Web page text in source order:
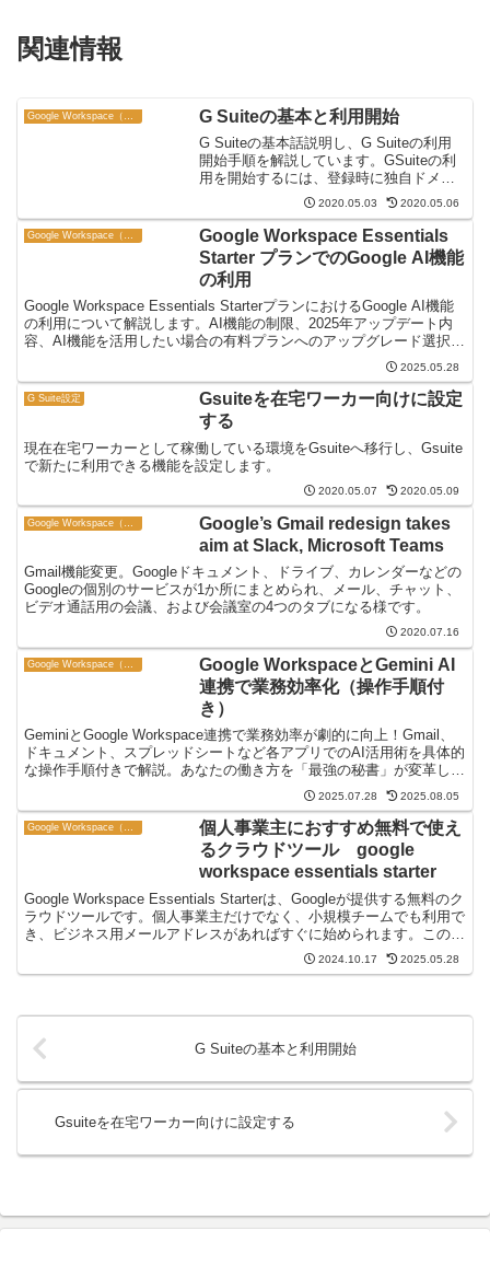
関連情報
G Suiteの基本と利用開始
G Suiteの基本話説明し、G Suiteの利用
開始手順を解説しています。GSuiteの利
用を開始するには、登録時に独自ドメイ
ンが必要になります。独自ドメインを持
っていない場合は、ここで購入できま
す。
2020.05.03 2020.05.06
Google Workspace Essentials
Starter プランでのGoogle AI機能
の利用
Google Workspace Essentials StarterプランにおけるGoogle AI機能
の利用について解説します。AI機能の制限、2025年アップデート内
容、AI機能を活用したい場合の有料プランへのアップグレード選択肢
2025.05.28
G Suite設定
Gsuiteを在宅ワーカー向けに設定
する
現在在宅ワーカーとして稼働している環境をGsuiteへ移行し、Gsuite
で新たに利用できる機能を設定します。
2020.05.07 2020.05.09
Google’s Gmail redesign takes
aim at Slack, Microsoft Teams
Gmail機能変更。Googleドキュメント、ドライブ、カレンダーなどの
Googleの個別のサービスが1か所にまとめられ、メール、チャット、
ビデオ通話用の会議、および会議室の4つのタブになる様です。
2020.07.16
Google WorkspaceとGemini AI
連携で業務効率化（操作手順付
き）
GeminiとGoogle Workspace連携で業務効率が劇的に向上！Gmail、
ドキュメント、スプレッドシートなど各アプリでのAI活用術を具体的
な操作手順付きで解説。あなたの働き方を「最強の秘書」が変革しま
2025.07.28 2025.08.05
Google Workspace（旧 G Suite）
個人事業主におすすめ無料で使え
るクラウドツール google
workspace essentials starter
Google Workspace Essentials Starterは、Googleが提供する無料のク
ラウドツールです。個人事業主だけでなく、小規模チームでも利用で
き、ビジネス用メールアドレスがあればすぐに始められます。この記
事では、個人事業主や小規模事業者がGoogle Workspace Essentials
Starterを使い始める方法や、その特徴と利点について詳しくご紹介し
2024.10.17 2025.05.28
G Suiteの基本と利用開始
Gsuiteを在宅ワーカー向けに設定する